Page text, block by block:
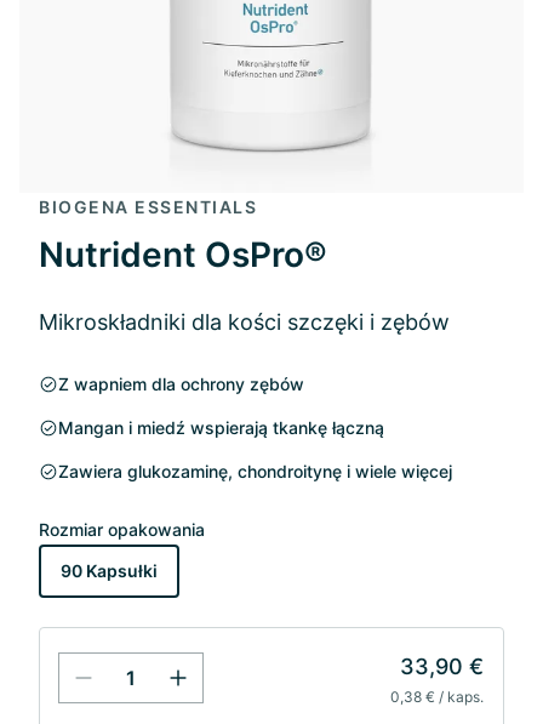
BIOGENA ESSENTIALS
Nutrident OsPro®
Mikroskładniki dla kości szczęki i zębów
Z wapniem dla ochrony zębów
Mangan i miedź wspierają tkankę łączną
Zawiera glukozaminę, chondroitynę i wiele więcej
Rozmiar opakowania
90 Kapsułki
33,90 €
0,38 € / kaps.